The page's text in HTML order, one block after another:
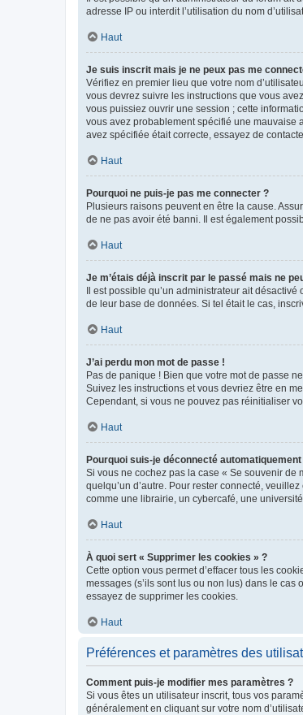
adresse IP ou interdit l’utilisation du nom
Haut
Je suis inscrit mais je ne peux pas me
Vérifiez en premier lieu que votre nom
vous devrez suivre les instructions que vous
vous puissiez ouvrir une session ; cette
vous avez probablement spécifié une mauvaise
avez spécifiée était correcte, essayez de
Haut
Pourquoi ne puis-je pas me connecter ?
Plusieurs raisons peuvent en être la cause.
de ne pas avoir été banni. Il est également
Haut
Je m’étais déjà inscrit par le passé mais ne
Il est possible qu’un administrateur ait
de leur base de données. Si tel était le cas,
Haut
J’ai perdu mon mot de passe !
Pas de panique ! Bien que votre mot de passe
Suivez les instructions et vous devriez être en
Cependant, si vous ne pouvez pas réinitialiser
Haut
Pourquoi suis-je déconnecté automatiquement
Si vous ne cochez pas la case « Se souvenir de
quelqu’un d’autre. Pour rester connecté,
comme une librairie, un cybercafé, une
Haut
À quoi sert « Supprimer les cookies » ?
Cette option vous permet d’effacer tous les
messages (s’ils sont lus ou non lus) dans le
essayez de supprimer les cookies.
Haut
Préférences et paramètres des
Comment puis-je modifier mes paramètres ?
Si vous êtes un utilisateur inscrit, tous vos
généralement en cliquant sur votre nom